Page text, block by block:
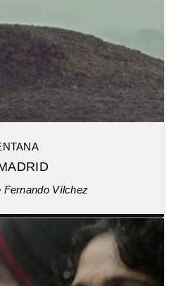
Fernando Vílchez